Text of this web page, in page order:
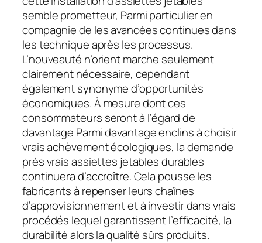
semble prometteur, Parmi particulier en
compagnie de les avancées continues dans
les technique après les processus.
L’nouveauté n’orient marche seulement
clairement nécessaire, cependant
également synonyme d’opportunités
économiques. À mesure dont ces
consommateurs seront à l’égard de
davantage Parmi davantage enclins à choisir
vrais achèvement écologiques, la demande
près vrais assiettes jetables durables
continuera d’accroître. Cela pousse les
fabricants à repenser leurs chaînes
d’approvisionnement et à investir dans vrais
procédés lequel garantissent l’efficacité, la
durabilité alors la qualité sûrs produits.